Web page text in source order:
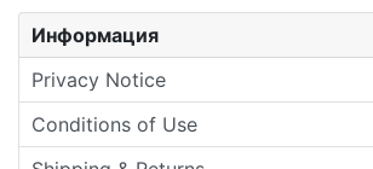
Информация
Privacy Notice
Conditions of Use